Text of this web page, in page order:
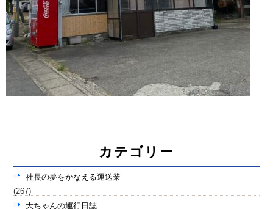
カテゴリー
社長の夢をかなえる運送業
(267)
大ちゃんの運行日誌